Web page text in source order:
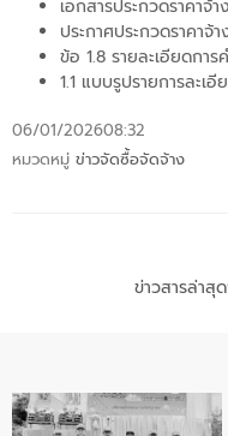
เอกสารประกวดราคาจ้
ประกาศประกวดราคาจ้
ข้อ 1.8 รายละเอียดกา
1.1 แบบรูปรายการละ
06/01/202608:32
หมวดหมู่ ข่าวจัดซื้อจัดจ้าง
ข่าวสารล่าสุ